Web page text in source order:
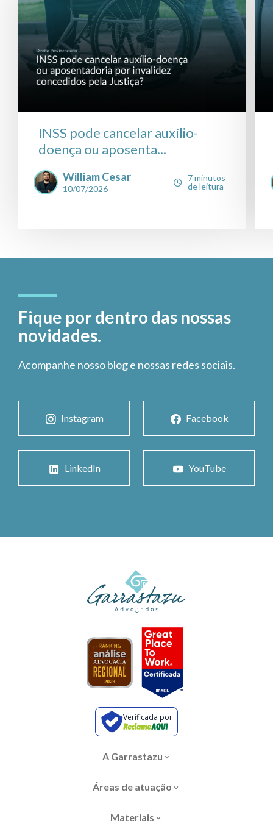
INSS pode cancelar auxílio-
doença ou aposenta...
William Cesar
10/07/2026
7 minutos
de leitura
Fique por dentro das nossas
novidades.
Acompanhe nosso blog e nossas redes sociais.
Instagram Facebook
LinkedIn YouTube
Verificada por
A Garrastazu
Áreas de atuação
Materiais